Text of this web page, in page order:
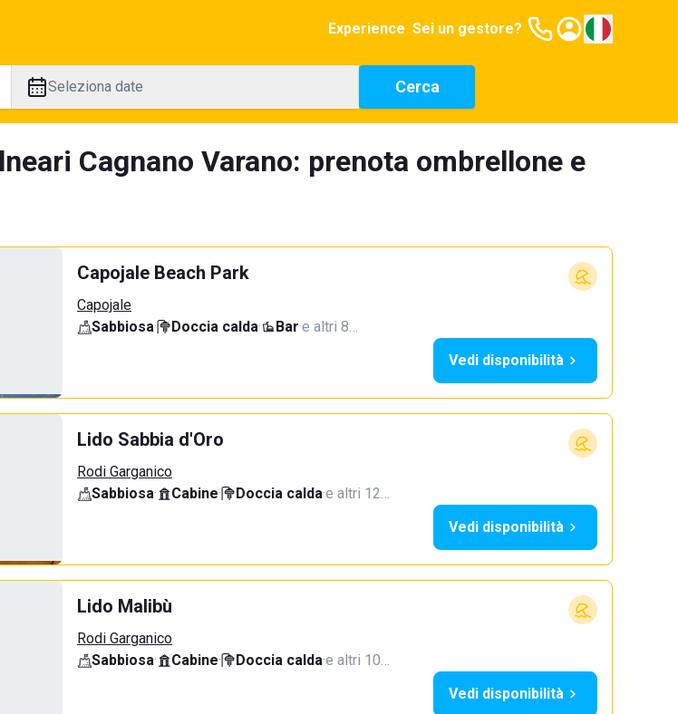
Experience Sei un gestore?
Seleziona date Cerca
Cagnano Varano: prenota ombrellone e
Capojale Beach Park
Capojale
Sabbiosa· Doccia calda· Bar·e altri 8…
Vedi disponibilità
Lido Sabbia d'Oro
Rodi Garganico
Sabbiosa· Cabine· Doccia calda·e altri 12…
Vedi disponibilità
Lido Malibù
Rodi Garganico
Sabbiosa· Cabine· Doccia calda·e altri 10…
Vedi disponibilità